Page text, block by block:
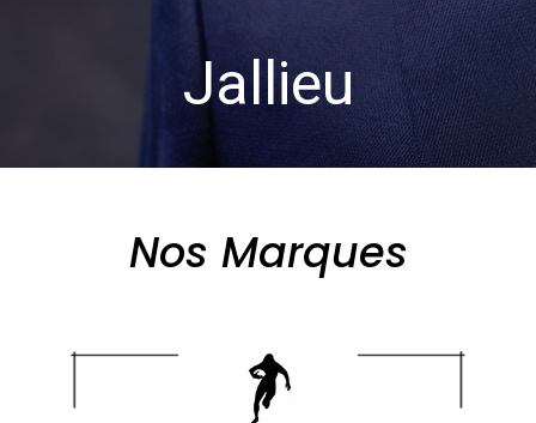
Jallieu
Nos Marques